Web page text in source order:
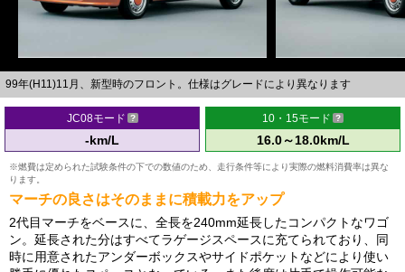
99年(H11)11月、新型時のフロント。仕様はグレードにより異なります
JC08モード
-km/L
10・15モード
16.0～18.0km/L
※燃費は定められた試験条件の下での数値のため、走行条件等により実際の燃料消費率は異な
ります。
マーチの良さはそのままに積載力をアップ
2代目マーチをベースに、全長を240mm延長したコンパクトなワゴ
ン。延長された分はすべてラゲージスペースに充てられており、同
時に用意されたアンダーボックスやサイドポケットなどにより使い